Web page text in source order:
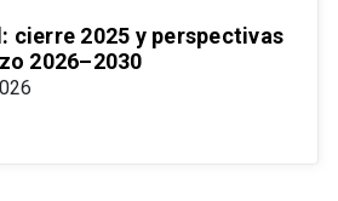
cierre 2025 y perspectivas
2026–2030